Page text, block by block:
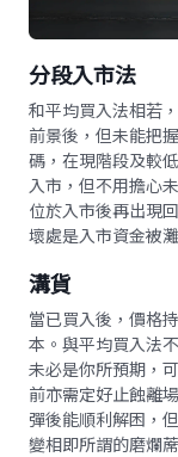
分段入市法
和平均買入法相若
前景後，但未能把
碼，在現階段及較
入市，但不用擔心
位於入市後再出現
壞處是入市資金被
溝貨
當已買入後，價格
本。與平均買入法
未必是你所預期，
前亦需定好止蝕離
彈後能順利解困，
變相即所謂的磨爛蓆